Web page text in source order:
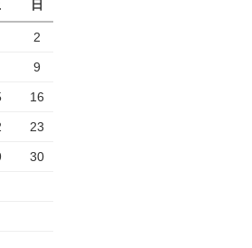
日
2
9
16
23
30